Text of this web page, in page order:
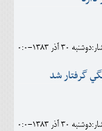
30 آذر 1383-0:0
گرفتار شد
30 آذر 1383-0:0